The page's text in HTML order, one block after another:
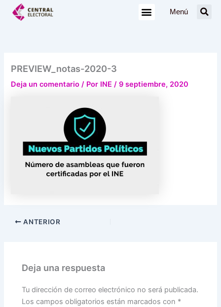
Menú
PREVIEW_notas-2020-3
Deja un comentario / Por INE/9 septiembre, 2020
ANTERIOR
Deja una respuesta
Tu dirección de correo electrónico no será publicada.
Los campos obligatorios están marcados con *